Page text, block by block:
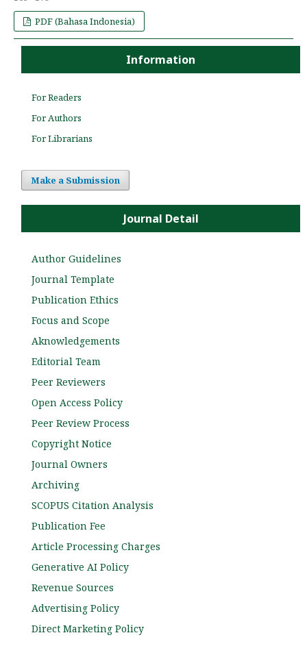
PDF (Bahasa Indonesia)
Information
For Readers
For Authors
For Librarians
Make a Submission
Journal Detail
Author Guidelines
Journal Template
Publication Ethics
Focus and Scope
Aknowledgements
Editorial Team
Peer Reviewers
Open Access Policy
Peer Review Process
Copyright Notice
Journal Owners
Archiving
SCOPUS Citation Analysis
Publication Fee
Article Processing Charges
Generative AI Policy
Revenue Sources
Advertising Policy
Direct Marketing Policy